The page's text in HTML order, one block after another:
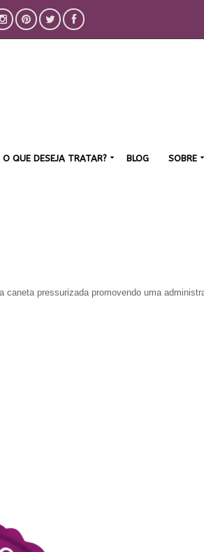
O QUE DESEJA TRATAR? BLOG SOBRE
pressurizada promovendo uma